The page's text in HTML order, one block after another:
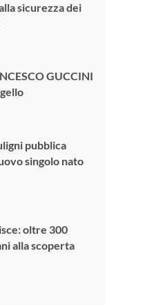
sicurezza dei
GUCCINI
pubblica
singolo nato
oltre 300
alla scoperta